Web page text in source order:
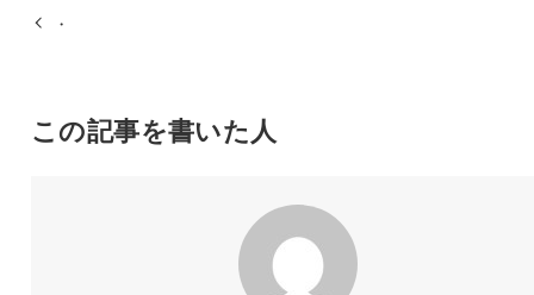
・
この記事を書いた人